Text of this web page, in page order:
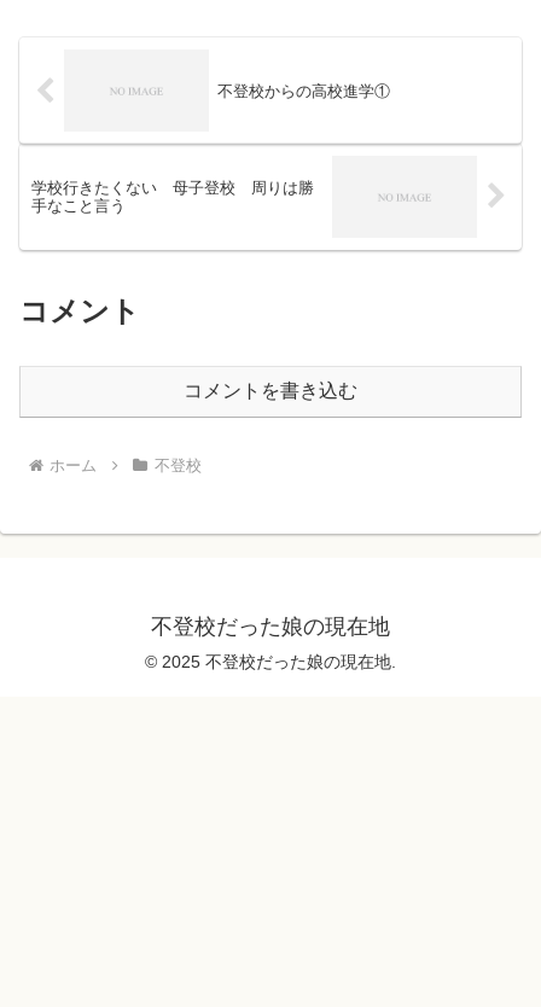
不登校からの高校進学①
学校行きたくない 母子登校 周りは勝
手なこと言う
コメント
コメントを書き込む
ホーム 不登校
不登校だった娘の現在地
© 2025 不登校だった娘の現在地.